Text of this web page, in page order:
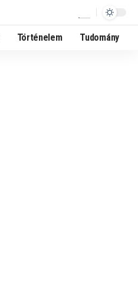
Történelem Tudomány